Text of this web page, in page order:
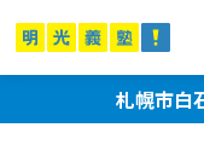
札幌市白